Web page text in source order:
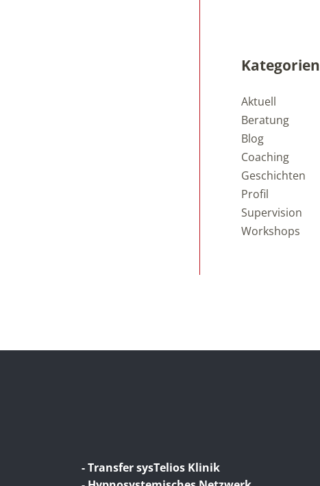
Kategorien
Aktuell
Beratung
Blog
Coaching
Geschichten
Profil
Supervision
Workshops
- Transfer sysTelios Klinik